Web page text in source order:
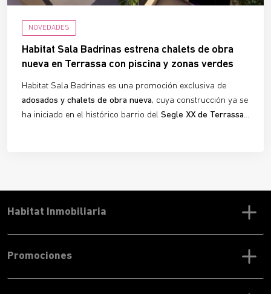
NOVEDADES
Habitat Sala Badrinas estrena chalets de obra
nueva en Terrassa con piscina y zonas verdes
Habitat Sala Badrinas es una promoción exclusiva de
adosados y chalets de obra nueva, cuya construcción ya se
ha iniciado en el histórico barrio del Segle XX de Terrassa.
Promociones
Habitat Inmobiliaria